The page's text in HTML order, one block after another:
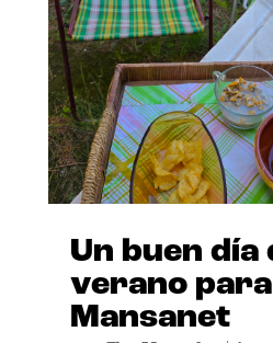
Un buen día
verano
Mansanet